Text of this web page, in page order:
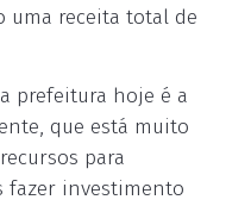
uma receita total de
prefeitura hoje é a
que está muito
para
fazer investimento